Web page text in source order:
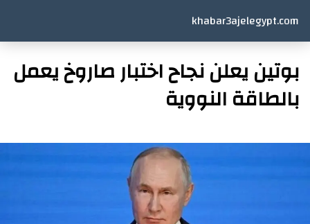
khabar3ajelegypt.com
بوتين يعلن نجاح اختبار صاروخ يعمل
بالطاقة النووية